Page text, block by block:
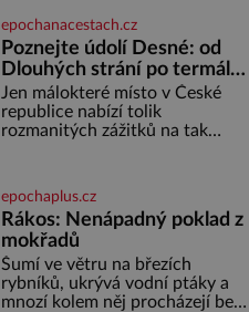
železný sloup, který už přibližně
1 600 let odolává počasí
epochanacestach.cz
Poznejte údolí Desné: od
Dlouhých strání po termální
prameny
Jen málokteré místo v České
republice nabízí tolik
rozmanitých zážitků na tak
jediného dne můžete
nahlédnout do útrob jedné z
nejvýznamnějších vodních
elektráren v Evropě, vydat se na
horské hřebeny, projet se na
koloběžce a den zakončit
poznáváním památek ve
epochaplus.cz
Rákos: Nenápadný poklad z
mokřadů
Šumí ve větru na březích
rybníků, ukrývá vodní ptáky a
mnozí kolem něj procházejí bez